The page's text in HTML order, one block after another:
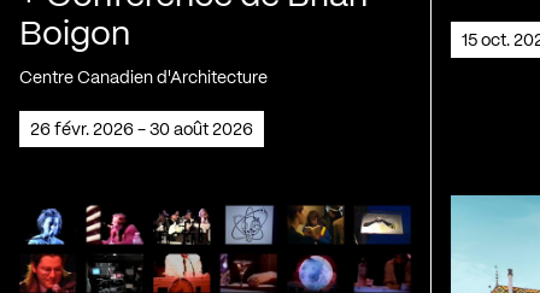
Boigon
Centre Canadien d'Architecture
26 févr. 2026 - 30 août 2026
15 oct.